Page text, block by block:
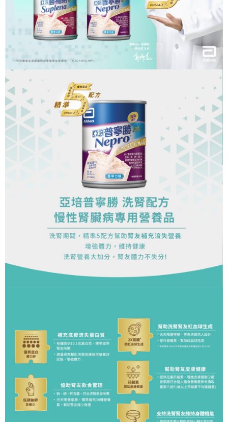
1.分期款項不併入電信帳單，「大哥付你分期」於每月結算日後寄送繳費提
醒簡訊。
2.透過簡訊連結打開帳單後，可選擇「超商條碼／台灣大直營門市／銀行轉
帳／街口支付／iPASS MONEY」等通路繳費。
1.本服務係由「台灣大哥大股份有限公司」（以下簡稱本公司）所提供，讓
用戶於交易時，得透過本服務購買商品或服務，並由商店將買賣／分期付款
買賣價金債權讓與本公司後，依約使用本公司帳單繳交帳款。
2.基於同意付款使用「大哥付你分期」之契約關係目的，商店將以您的個人
資料（包含姓名、電話或地址）提供予台灣大哥大進項蒐集、處理及利用，
由本公司與您本人進行分期帳單所需資料之確認、核對及更正。
3.完整用戶服務條款，請詳閱以下連結：
https://oppay.tw/userRule
【「AFTEE先享後付」結帳流程】
１．於結帳方式選擇「AFTEE先享後付」後，將跳轉至「AFTEE先享後付」
結帳頁面，進行簡訊認證並確認金額後，即可完成結帳。
２．訂單成立數日內，您將收到繳費通知簡訊。
３．收到繳費通知簡訊後14天內，點擊此簡訊中的連結，可透過四大超商／
ATM／網路銀行／等多元方式進行付款，方視為交易完成。
※ 請注意：結帳手續完成當下不需立刻繳費，但若您需要取消訂單，請聯絡
購買商品的店家。未經商家同意取消之訂單仍視為有效，需透過AFTEE先享
後付繳納相關費用。
※ 交易是否成功請以「AFTEE先享後付 」之結帳頁面顯示為準，若有關於
是否繳費成功／繳費後需取消欲退款等相關疑問，請聯繫「AFTEE先享後付
客戶支援中心」https://netprotections.freshdesk.com/support/home
【注意事項】
１．透過由恩沛科技股份有限公司提供之「AFTEE先享後付」服務完成之交
易，需依本服務之必要範圍內提供個人資料，並將交易相關給付款項請求債
權轉讓予恩沛科技股份有限公司。
２．關於個人資料處理事宜，請瀏覽以下網址：
https://aftee.tw/terms/#terms3
３．未成年的使用者請事先徵得法定代理人或監護人之同意方可使用
４．使用「AFTEE先享後付」時，將依據個別帳號之用戶狀況，依本公司即
時審查核予不同之上限額度；若仍有額度不足之情形，本公司將視審查結果
請求用戶進行身份認證。
５．嚴禁一人註冊多個帳號或使用他人資訊註冊。若發現惡意使用之情形，
恩沛科技股份有限公司將有權停止該用戶之使用額度並採取法律行動。
每筆NT$80，滿NT$999(含以上)免運費